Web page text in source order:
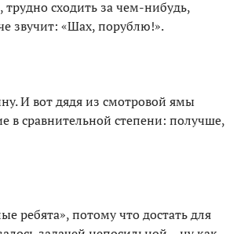
сходить за чем-нибудь,
звучит: «Шах, порублю!».
И вот дядя из смотровой ямы
в сравнительной степени: получше,
ребята», потому что достать для